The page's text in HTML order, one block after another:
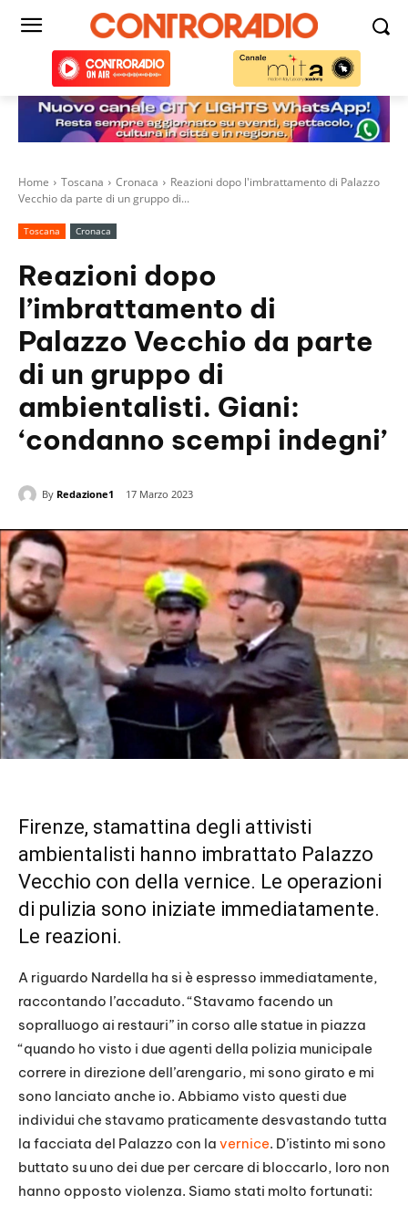
Home Toscana Cronaca
Reazioni dopo l'imbrattamento di Palazzo
Vecchio da parte di un gruppo di...
Toscana Cronaca
Reazioni dopo
l’imbrattamento di
Palazzo Vecchio da parte
di un gruppo di
ambientalisti. Giani:
‘condanno scempi indegni’
By Redazione1 17 Marzo 2023
Firenze, stamattina degli attivisti
ambientalisti hanno imbrattato Palazzo
Vecchio con della vernice. Le operazioni
di pulizia sono iniziate immediatamente.
Le reazioni.
A riguardo Nardella ha si è espresso immediatamente,
raccontando l’accaduto. “Stavamo facendo un
sopralluogo ai restauri” in corso alle statue in piazza
“quando ho visto i due agenti della polizia municipale
correre in direzione dell’arengario, mi sono girato e mi
sono lanciato anche io. Abbiamo visto questi due
individui che stavamo praticamente desvastando tutta
la facciata del Palazzo con la vernice. D’istinto mi sono
buttato su uno dei due per cercare di bloccarlo, loro non
hanno opposto violenza. Siamo stati molto fortunati: